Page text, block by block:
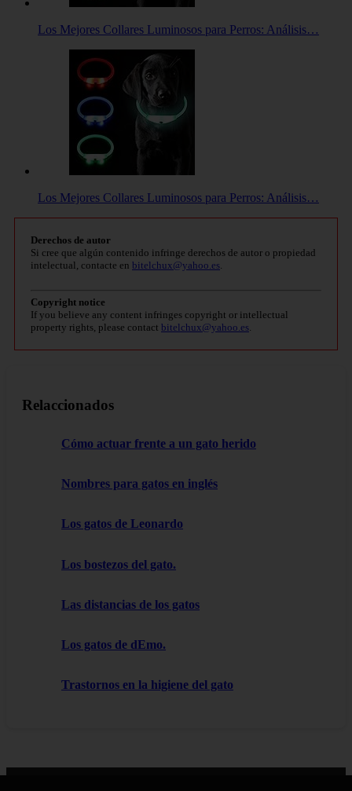
Los Mejores Collares Luminosos para Perros: Análisis…
Los Mejores Collares Luminosos para Perros: Análisis…
Derechos de autor
Si cree que algún contenido infringe derechos de autor o propiedad
intelectual, contacte en bitelchux@yahoo.es.
Copyright notice
If you believe any content infringes copyright or intellectual
property rights, please contact bitelchux@yahoo.es.
Relaccionados
Cómo actuar frente a un gato herido
Nombres para gatos en inglés
Los gatos de Leonardo
Los bostezos del gato.
Las distancias de los gatos
Los gatos de dEmo.
Trastornos en la higiene del gato